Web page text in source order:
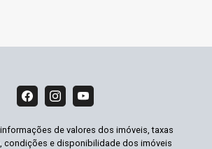
de valores dos imóveis, taxas
condições e disponibilidade dos imóveis